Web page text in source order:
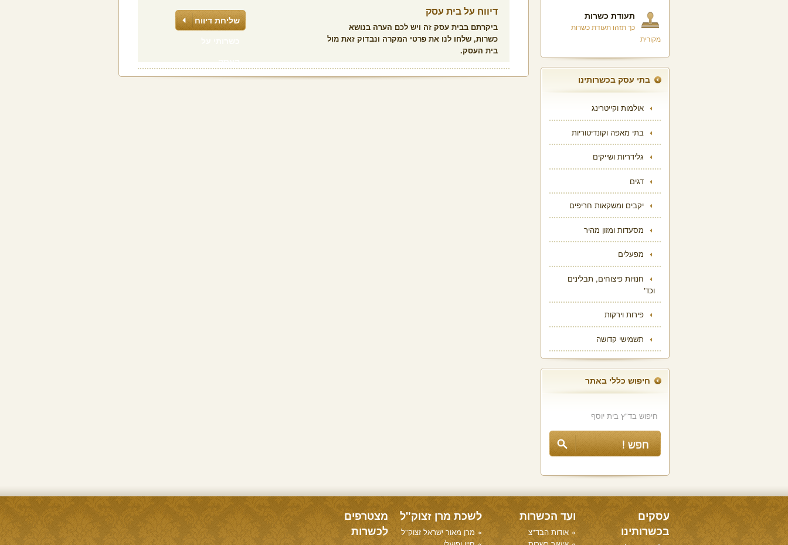
תעודת כשרות
כך תזהו תעודת כשרות
מקורית
בתי עסק בכשרותינו
אולמות וקייטרינג
בתי מאפה וקונדיטוריות
גלידריות ושייקים
דגים
יקבים ומשקאות חריפים
מסעדות ומזון מהיר
מפעלים
חנויות פיצוחים, תבלינים
וכד'
פירות וירקות
תשמישי קדושה
חיפוש כללי באתר
דיווח על בית עסק
ביקרתם בבית עסק זה ויש לכם הערה בנושא
כשרות, שלחו לנו את פרטי המקרה ונבדוק זאת מול
בית העסק.
שליחת דיווח
עסקים
בכשרותינו
ועד הכשרות
אודות הבד"צ
לשכת מרן זצוק"ל
מרן מאור ישראל זצוק"ל
מצטרפים
לכשרות